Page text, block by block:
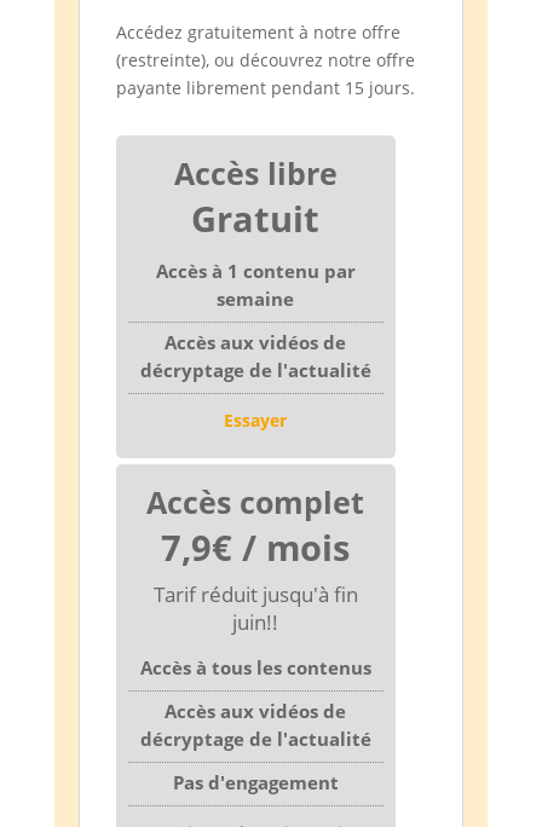
Accédez gratuitement à notre offre
(restreinte), ou découvrez notre offre
payante librement pendant 15 jours.
Accès libre
Gratuit
Accès à 1 contenu par
semaine
Accès aux vidéos de
décryptage de l'actualité
Essayer
Accès complet
7,9€ / mois
Tarif réduit jusqu'à fin
juin!!
Accès à tous les contenus
Accès aux vidéos de
décryptage de l'actualité
Pas d'engagement